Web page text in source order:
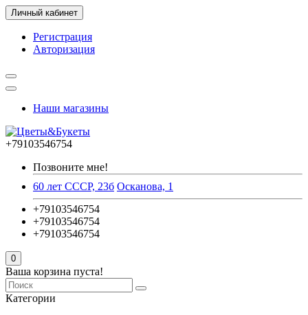
Личный кабинет
Регистрация
Авторизация
Наши магазины
+79103546754
Позвоните мне!
60 лет СССР, 23б Осканова, 1
+79103546754
+79103546754
+79103546754
0
Ваша корзина пуста!
Категории